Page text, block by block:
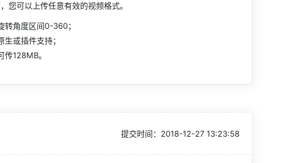
您可以上传任意有效的视频格式。
转角度区间0-360；
或插件支持；
128MB。
提交时间： 2018-12-27 13:23:58